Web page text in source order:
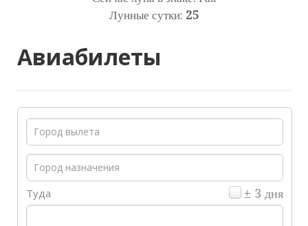
Лунные сутки: 25
Авиабилеты
Туда ± 3 дня